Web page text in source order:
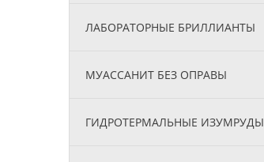
ЛАБОРАТОРНЫЕ БРИЛЛИАНТЫ
МУАССАНИТ БЕЗ ОПРАВЫ
ГИДРОТЕРМАЛЬНЫЕ ИЗУМРУДЫ